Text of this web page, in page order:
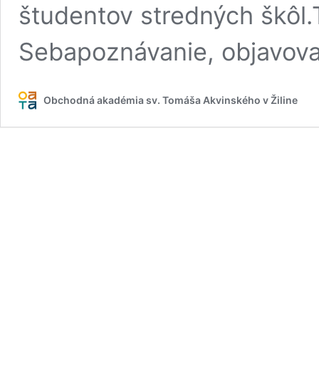
študentov stredných
Sebapoznávanie,
Obchodná akadémia sv. Tomáša Akvinského v Žiline